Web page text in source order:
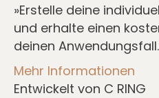
»Erstelle deine
und erhalte einen
deinen
Mehr Informationen
Entwickelt von C RING